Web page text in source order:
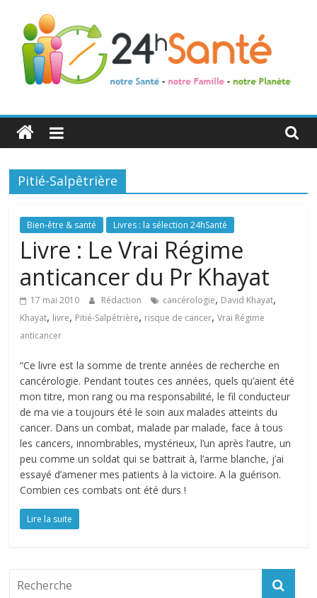
24h
Santé
La
de
toute
famille
Pitié-Salpêtrière
Bien-être & santé Livres : la sélection 24hSanté
Livre : Le Vrai Régime
anticancer du Pr Khayat
17 mai 2010 Rédaction cancérologie, David Khayat,
Khayat, livre, Pitié-Salpêtrière, risque de cancer,Vrai Régime
anticancer
“Ce livre est la somme de trente années de recherche en
cancérologie. Pendant toutes ces années, quels qu’aient été
mon titre, mon rang ou ma responsabilité, le fil conducteur
de ma vie a toujours été le soin aux malades atteints du
cancer. Dans un combat, malade par malade, face à tous
les cancers, innombrables, mystérieux, l’un après l’autre, un
peu comme un soldat qui se battrait à, l’arme blanche, j’ai
essayé d’amener mes patients à la victoire. A la guérison.
Combien ces combats ont été durs !
Lire la suite